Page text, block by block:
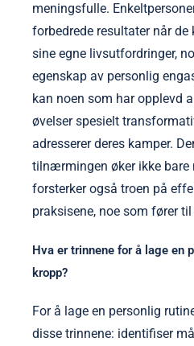
meningsfulle.
forbedrede resultater når de
sine egne livsutfordringer,
egenskap av personlig
kan noen som har opplevd
øvelser spesielt
adresserer deres kamper.
tilnærmingen øker ikke bare
forsterker også troen på
praksisene, noe som fører
Hva er trinnene for å lage en
kropp?
For å lage en personlig
disse trinnene: identifiser